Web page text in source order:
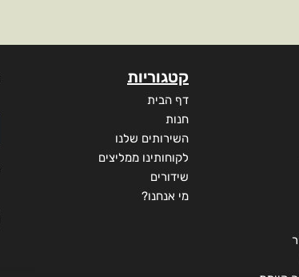
קטגוריות
דף הבית
חנות
השירותים שלנו
לקוחותינו ממליצים
שידורים
מי אנחנו?